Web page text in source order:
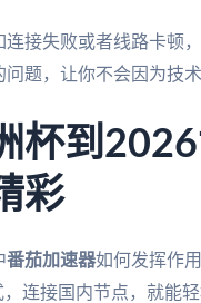
接失败或者线路卡顿，
题，让你不会因为技
杯到
彩
番茄加速器如何发挥作
连接国内节点，就能